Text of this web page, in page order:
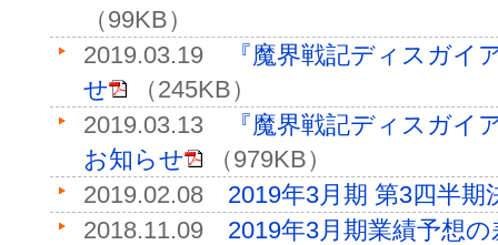
（99KB）
2019.03.19
『魔界戦記ディスガイ
せ
（245KB）
2019.03.13
『魔界戦記ディスガイ
お知らせ
（979KB）
2019.02.08 2019年3月期 第3四半期
2018.11.09 2019年3月期業績予想